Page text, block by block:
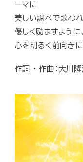
ーマに
美しい調べで歌われ
優しく励ますように
心を明るく前向きに
作詞 ・ 作曲：大川